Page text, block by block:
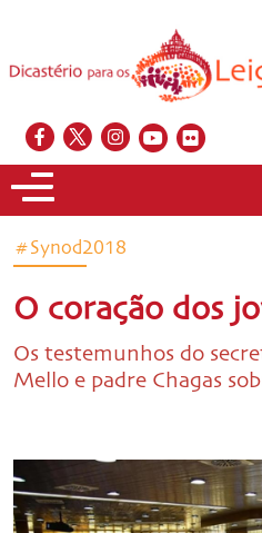
#Synod2018
O coração dos
Os testemunhos do
Mello e padre Chagas